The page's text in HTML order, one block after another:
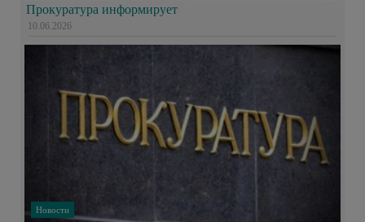
Прокуратура информирует
10.06.2026
Новости